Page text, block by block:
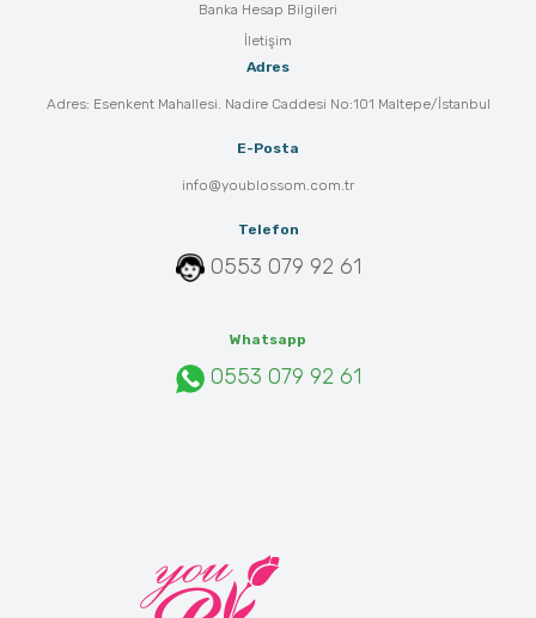
Banka Hesap Bilgileri
İletişim
Adres
Adres: Esenkent Mahallesi. Nadire Caddesi No:101 Maltepe/İstanbul
E-Posta
info@youblossom.com.tr
Telefon
0553 079 92 61
Whatsapp
0553 079 92 61